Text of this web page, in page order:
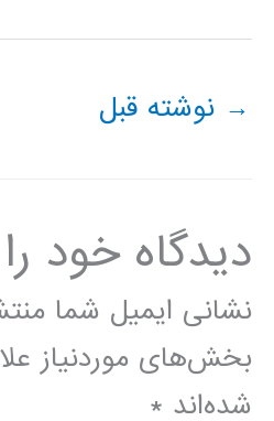
→ نوشته قبل
دیدگاه‌ خود
نشانی ایمیل شما
بخش‌های موردنیاز
شده‌اند *